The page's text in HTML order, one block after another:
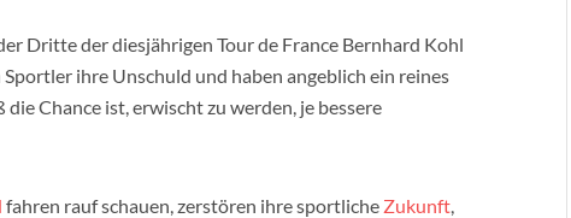
Dritte der diesjährigen Tour de France Bernhard Kohl
ihre Unschuld und haben angeblich ein reines
die Chance ist, erwischt zu werden, je bessere
fahren rauf schauen, zerstören ihre sportliche Zukunft,